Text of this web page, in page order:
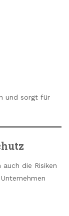
und sorgt für
die Risiken